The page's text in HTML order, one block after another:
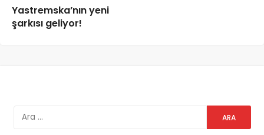
Yastremska’nın yeni
şarkısı geliyor!